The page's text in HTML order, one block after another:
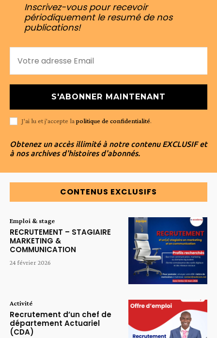
Inscrivez-vous pour recevoir
périodiquement le resumé de nos
publications!
S'ABONNER MAINTENANT
J'ai lu et j'accepte lapolitique de confidentialité.
Obtenez un accès illimité à notre contenu EXCLUSIF et
à nos archives d'histoires d'abonnés.
CONTENUS EXCLUSIFS
Emploi & stage
RECRUTEMENT – STAGIAIRE
MARKETING &
COMMUNICATION
24 février 2026
Activité
Recrutement d’un chef de
département Actuariel
(CDA)